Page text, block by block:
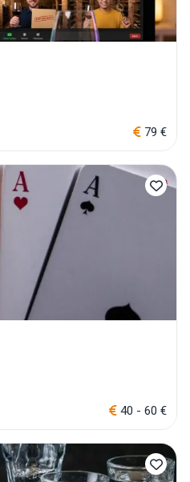
79 €
40 - 60 €